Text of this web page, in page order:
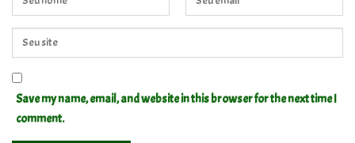
Save my name, email, and website in this browser for the next time I
comment.